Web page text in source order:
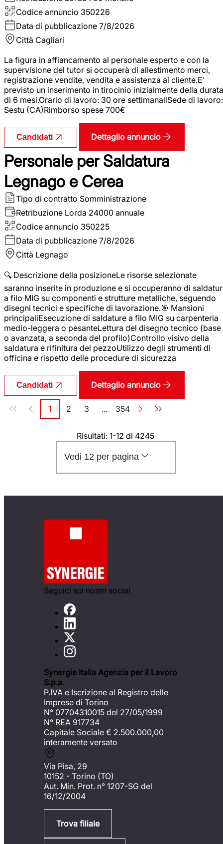
Codice annuncio 350226
Data di pubblicazione 7/8/2026
Città Cagliari
La figura in affiancamento al personale esperto e con la
supervisione del tutor si occuperà di allestimento merci,
registrazione vendite, vendita e assistenza al cliente.E'
previsto un inserimento in tirocinio inizialmente della durata
di 6 mesi.Orario di lavoro: 30 ore settimanaliSede di lavoro:
Sestu (CA)Rimborso spese 700€
Candidati Dettaglio annuncio
Personale per Saldatura
Legnago e Cerea
Tipo di contratto Somministrazione
Retribuzione Lorda 24000 annuale
Codice annuncio 350225
Data di pubblicazione 7/8/2026
Città Legnago
🔍 Descrizione della posizioneLe risorse selezionate
saranno inserite in produzione e si occuperanno di
a filo MIG su componenti e strutture metalliche, seguendo
disegni tecnici e specifiche di lavorazione.🎯 Mansioni
principaliEsecuzione di saldature a filo MIG su carpenteria
medio-leggera o pesanteLettura del disegno tecnico (base
o avanzata, a seconda del profilo)Controllo visivo della
saldatura e rifinitura del pezzoUtilizzo degli strumenti di
officina e rispetto delle procedure di sicurezza
Candidati Dettaglio annuncio
Paginazione
Pagina
1 Pagina
2 Pagina
3 ... Pagina
354
Risultati: 1-12 di 4245
Vedi 12 per pagina
Seguici sui nostri social
Synergie Italia Agenzia per il Lavoro
S.p.a.
P.IVA e Iscrizione al Registro delle
Imprese di Torino
N° 07704310015 del 27/05/1999
N° REA 917734
Capitale Sociale € 2.500.000,00
interamente versato
Via Pisa, 29
10152 - Torino (TO)
Aut. Min. Prot. n° 1207-SG del
16/12/2004
Trova filiale